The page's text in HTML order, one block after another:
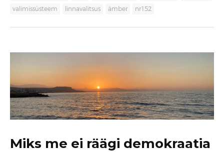
valimissüsteem linnavalitsus ämber nr152
Miks me ei räägi demokraatia